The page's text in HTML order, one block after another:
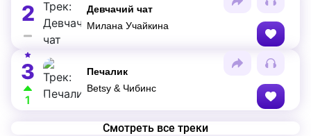
2
Девчачий чат
Милана Учайкина
3
1
Печалик
Betsy & Чибинс
Смотреть все треки